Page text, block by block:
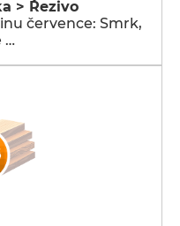
> Řezivo
července: Smrk,
…